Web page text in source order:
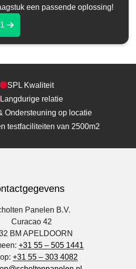
een passende oplossing!
SPL Kwaliteit
Langdurige relatie
Ondersteuning op locatie
testfaciliteiten van 2500m2
Panelen B.V.
Curacao 42
BM APELDOORN
+31 55 – 505 1441
+31 55 – 303 4082